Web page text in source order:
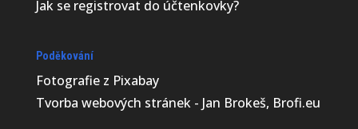
Jak se registrovat do účtenkovky?
Poděkování
Fotografie z Pixabay
Tvorba webových stránek - Jan Brokeš, Brofi.eu